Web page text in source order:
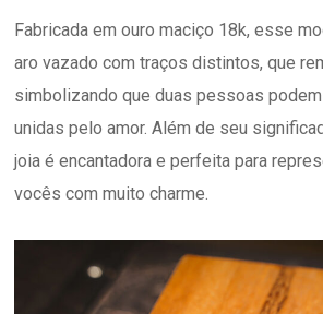
Fabricada em ouro maciço 18k, esse
aro vazado com traços distintos, que
simbolizando que duas pessoas
unidas pelo amor. Além de seu
joia é encantadora e perfeita para
vocês com muito charme.